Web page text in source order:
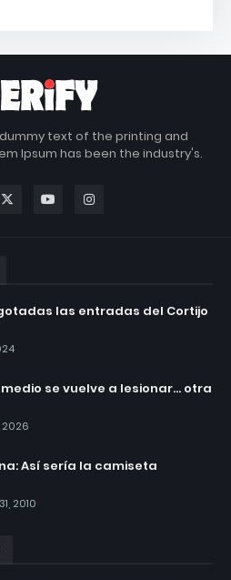
text of the printing and
Ipsum has been the industry's.
las entradas del Cortijo
se vuelve a lesionar... otra
Así sería la camiseta
2010